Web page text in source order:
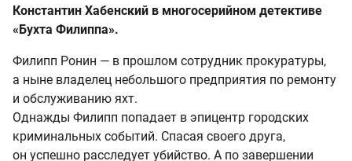
Константин Хабенский в многосерийном детективе
«Бухта Филиппа».
Филипп Ронин — в прошлом сотрудник прокуратуры,
а ныне владелец небольшого предприятия по ремонту
и обслуживанию яхт.
Однажды Филипп попадает в эпицентр городских
криминальных событий. Спасая своего друга,
он успешно расследует убийство. А по завершении